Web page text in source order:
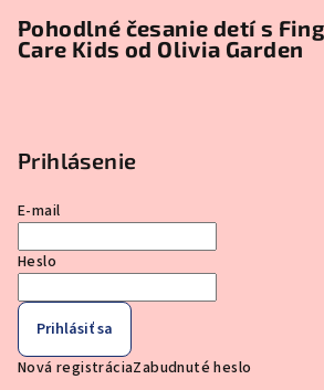
Pohodlné česanie detí s
Care Kids od Olivia Garden
Prihlásenie
E-mail
Heslo
Prihlásiť sa
Nová registráciaZabudnuté heslo